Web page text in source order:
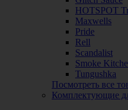
HOTSPOT
Maxwells
Pride
Rell
Scandalist
Smoke
Tungushka
Посмотреть все
Комплектующие